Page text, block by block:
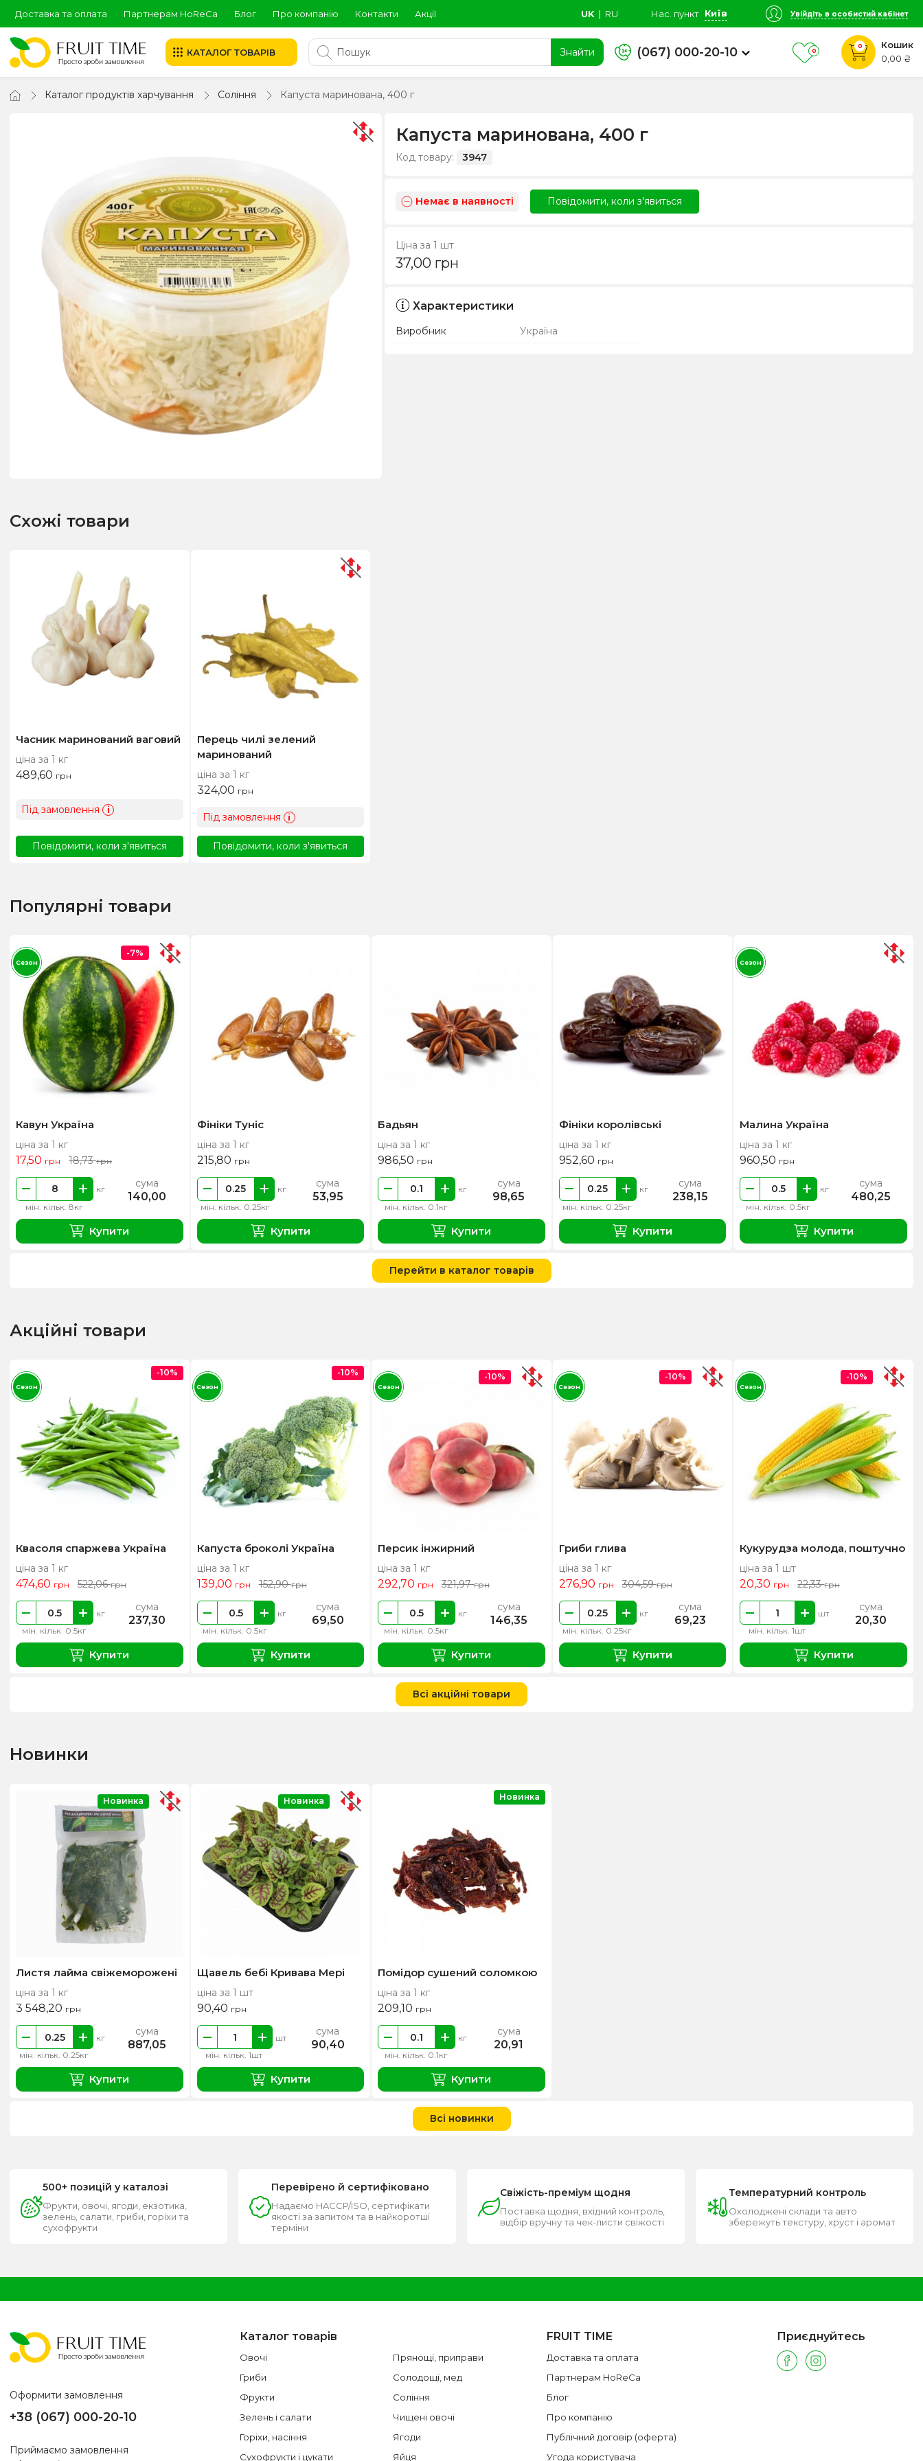
Доставка та оплата Партнерам HoReCa Блог Про компанію Контакти Акції UK ∣ RU Нас. пункт Київ Увійдіть в особистий кабінет
КАТАЛОГ ТОВАРІВ Знайти (067) 000-20-10 0
0
Кошик
0,00 ₴
Каталог продуктів харчування Соління Капуста маринована, 400 г
Капуста маринована, 400 г
Код товару: 3947
Немає в наявності Повідомити, коли з'явиться
Ціна за 1 шт
37,00 грн
Характеристики
Виробник Україна
Схожі товари
Часник маринований ваговий
ціна за 1 кг
489,60 грн
Під замовлення i
Повідомити, коли з'явиться
Перець чилі зелений
маринований
ціна за 1 кг
324,00 грн
Під замовлення i
Повідомити, коли з'явиться
Популярні товари
Кавун Україна
ціна за 1 кг
17,50 грн 18,73грн
мін. кільк. 8кг
кг сума
140,00
Купити
-7%
Сезон
Фініки Туніс
ціна за 1 кг
215,80 грн
мін. кільк. 0.25кг
кг сума
53,95
Купити
Бадьян
ціна за 1 кг
986,50 грн
мін. кільк. 0.1кг
кг сума
98,65
Купити
Фініки королівські
ціна за 1 кг
952,60 грн
мін. кільк. 0.25кг
кг сума
238,15
Купити
Малина Україна
ціна за 1 кг
960,50 грн
мін. кільк. 0.5кг
кг сума
480,25
Купити
Сезон
Перейти в каталог товарів
Акційні товари
Квасоля спаржева Україна
ціна за 1 кг
474,60 грн 522,06грн
мін. кільк. 0.5кг
кг сума
237,30
Купити
-10%
Сезон
Капуста броколі Україна
ціна за 1 кг
139,00 грн 152,90грн
мін. кільк. 0.5кг
кг сума
69,50
Купити
-10%
Сезон
Персик інжирний
ціна за 1 кг
292,70 грн 321,97грн
мін. кільк. 0.5кг
кг сума
146,35
Купити
-10%
Сезон
Гриби глива
ціна за 1 кг
276,90 грн 304,59грн
мін. кільк. 0.25кг
кг сума
69,23
Купити
-10%
Сезон
Кукурудза молода, поштучно
ціна за 1 шт
20,30 грн 22,33грн
мін. кільк. 1шт
шт сума
20,30
Купити
-10%
Сезон
Всі акційні товари
Новинки
Листя лайма свіжеморожені
ціна за 1 кг
3 548,20 грн
мін. кільк. 0.25кг
кг сума
887,05
Купити
Новинка
Щавель бебі Кривава Мері
ціна за 1 шт
90,40 грн
мін. кільк. 1шт
шт сума
90,40
Купити
Новинка
Помідор сушений соломкою
ціна за 1 кг
209,10 грн
мін. кільк. 0.1кг
кг сума
20,91
Купити
Новинка
Всі новинки
500+ позицій у каталозі
Фрукти, овочі, ягоди, екзотика,
зелень, салати, гриби, горіхи та
сухофрукти
Перевірено й сертифіковано
Надаємо HACCP/ISO, сертифікати
якості за запитом та в найкоротші
терміни
Свіжість-преміум щодня
Поставка щодня, вхідний контроль,
відбір вручну та чек-листи свіжості
Температурний контроль
Охолоджені склади та авто
збережуть текстуру, хруст і аромат
Оформити замовлення
+38 (067) 000-20-10
Приймаємо замовлення
Каталог товарів
Овочі
Гриби
Фрукти
Зелень і салати
Горіхи, насіння
Сухофрукти і цукати
Прянощі, приправи
Солодощі, мед
Соління
Чищені овочі
Ягоди
Яйця
FRUIT TIME
Доставка та оплата
Партнерам HoReCa
Блог
Про компанію
Публічний договір (оферта)
Угода користувача
Приєднуйтесь